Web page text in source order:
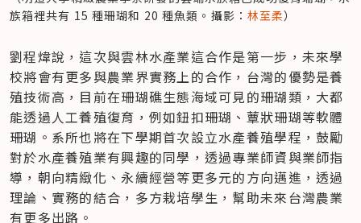
族箱裡共有 15 種珊瑚和 20 種魚類。攝影： 林至柔）
劉程煒說，這次與雲林水產業這合作是第一步，未來學
校將會有更多與農業界實務上的合作，台灣的優勢是養
殖技術高，目前在珊瑚礁生態海域可見的珊瑚類，大都
能透過人工養殖復育，例如鈕扣珊瑚、蕈狀珊瑚等軟體
珊瑚。系所也將在下學期首次設立水產養殖學程，鼓勵
對於水產養殖業有興趣的同學，透過專業師資與業師指
導，朝向精緻化、永續經營等更多元的方向邁進，透過
理論、實務的結合，多方栽培學生，幫助未來台灣農業
有更多出路。